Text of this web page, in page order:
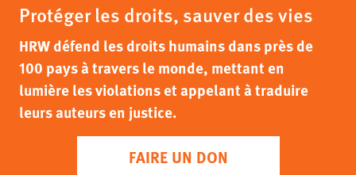
Protéger les droits, sauver des vies
HRW défend les droits humains dans près de
100 pays à travers le monde, mettant en
lumière les violations et appelant à traduire
leurs auteurs en justice.
FAIRE UN DON